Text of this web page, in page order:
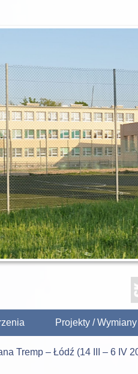
Projekty / Wymiany
Tremp – Łódź (14 III – 6 IV